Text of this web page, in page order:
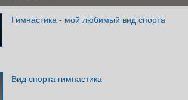
Гимнастика - мой любимый вид спорта
Вид спорта гимнастика